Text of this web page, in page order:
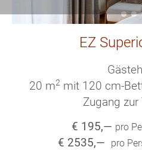
EZ
20 m2mit 120 cm-
Zugang zur
€ 195,— pro
€ 2535,— pro